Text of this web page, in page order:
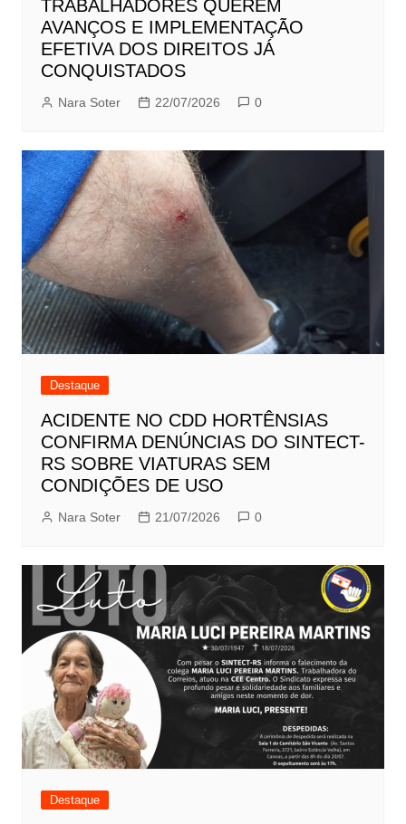
TRABALHADORES QUEREM
AVANÇOS E IMPLEMENTAÇÃO
EFETIVA DOS DIREITOS JÁ
CONQUISTADOS
Nara Soter 22/07/2026 0
Destaque
ACIDENTE NO CDD HORTÊNSIAS
CONFIRMA DENÚNCIAS DO SINTECT-
RS SOBRE VIATURAS SEM
CONDIÇÕES DE USO
Nara Soter 21/07/2026 0
Destaque